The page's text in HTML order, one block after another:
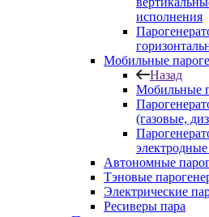
исполнения
Мобильные
Назад
Мобильные
(газовые,
Автономные
Тэновые
Электрические
Ресиверы пара